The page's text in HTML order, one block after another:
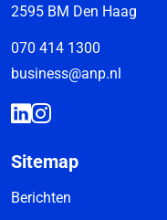
2595 BM Den Haag
070 414 1300
business@anp.nl
Sitemap
Berichten